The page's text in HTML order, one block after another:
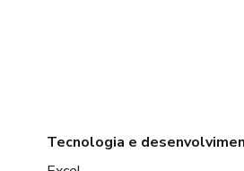
Tecnologia e